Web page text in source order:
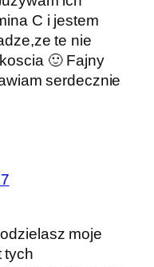
C i jestem
te nie
🙂 Fajny
serdecznie
moje
tych